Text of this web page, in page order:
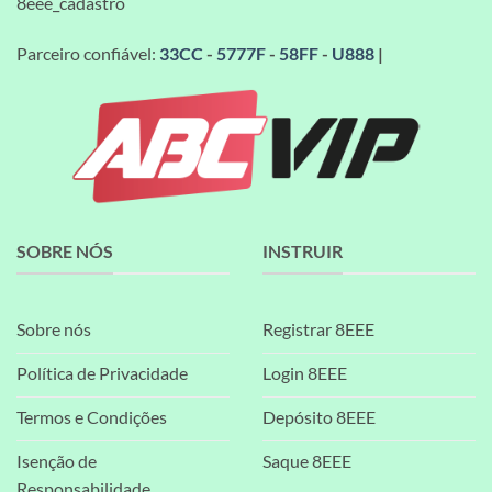
Parceiro confiável: 33CC - 5777F- 58FF- U888 |
SOBRE NÓS
Sobre nós
Política de Privacidade
Termos e Condições
Isenção de
INSTRUIR
Registrar 8EEE
Login 8EEE
Depósito 8EEE
Saque 8EEE